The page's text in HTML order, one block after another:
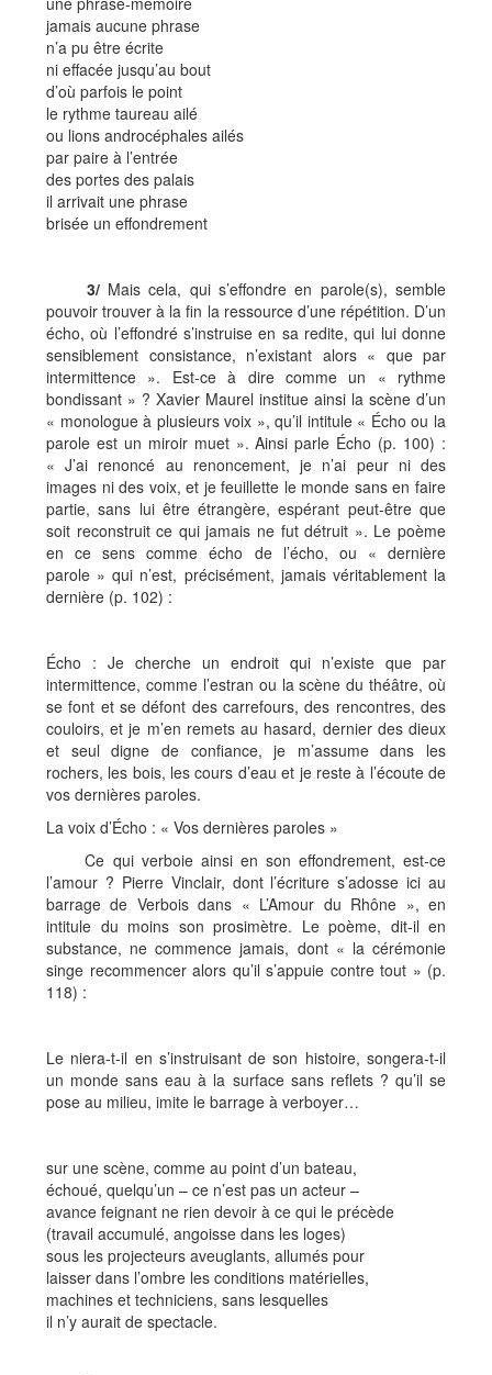
jamais aucune phrase
n’a pu être écrite
ni effacée jusqu’au bout
d’où parfois le point
le rythme taureau ailé
ou lions androcéphales ailés
par paire à l’entrée
des portes des palais
il arrivait une phrase
brisée un effondrement
3/Mais cela, qui s’effondre en parole(s), semble
pouvoir trouver à la fin la ressource d’une répétition. D’un
écho, où l’effondré s’instruise en sa redite, qui lui donne
sensiblement consistance, n’existant alors « que par
intermittence ». Est-ce à dire comme un « rythme
bondissant » ? Xavier Maurel institue ainsi la scène d’un
« monologue à plusieurs voix », qu’il intitule « Écho ou la
parole est un miroir muet ». Ainsi parle Écho (p. 100) :
« J’ai renoncé au renoncement, je n’ai peur ni des
images ni des voix, et je feuillette le monde sans en faire
partie, sans lui être étrangère, espérant peut-être que
soit reconstruit ce qui jamais ne fut détruit ». Le poème
en ce sens comme écho de l’écho, ou « dernière
parole » qui n’est, précisément, jamais véritablement la
dernière (p. 102) :
Écho : Je cherche un endroit qui n’existe que par
intermittence, comme l’estran ou la scène du théâtre, où
se font et se défont des carrefours, des rencontres, des
couloirs, et je m’en remets au hasard, dernier des dieux
et seul digne de confiance, je m’assume dans les
rochers, les bois, les cours d’eau et je reste à l’écoute de
vos dernières paroles.
La voix d’Écho : « Vos dernières paroles »
Ce qui verboie ainsi en son effondrement, est-ce
l’amour ? Pierre Vinclair, dont l’écriture s’adosse ici au
barrage de Verbois dans « L’Amour du Rhône », en
intitule du moins son prosimètre. Le poème, dit-il en
substance, ne commence jamais, dont « la cérémonie
singe recommencer alors qu’il s’appuie contre tout » (p.
118) :
Le niera-t-il en s’instruisant de son histoire, songera-t-il
un monde sans eau à la surface sans reflets ? qu’il se
pose au milieu, imite le barrage à verboyer…
sur une scène, comme au point d’un bateau,
échoué, quelqu’un – ce n’est pas un acteur –
avance feignant ne rien devoir à ce qui le précède
(travail accumulé, angoisse dans les loges)
sous les projecteurs aveuglants, allumés pour
laisser dans l’ombre les conditions matérielles,
machines et techniciens, sans lesquelles
il n’y aurait de spectacle.